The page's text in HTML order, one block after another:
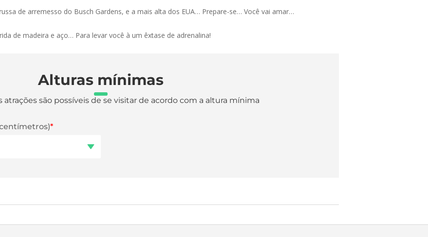
de arremesso do Busch Gardens, e a mais alta dos EUA… Prepare-se… Você vai amar…
de madeira e aço… Para levar você à um êxtase de adrenalina!
Alturas mínimas
atrações são possíveis de se visitar de acordo com a altura mínima
*